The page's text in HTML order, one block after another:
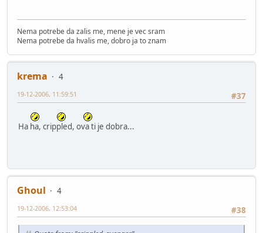
Nema potrebe da zalis me, mene je vec sram
Nema potrebe da hvalis me, dobro ja to znam
krema
4
#37
19-12-2006, 11:59:51
Ha ha, crippled, ova ti je dobra...
Ghoul
4
#38
19-12-2006, 12:53:04